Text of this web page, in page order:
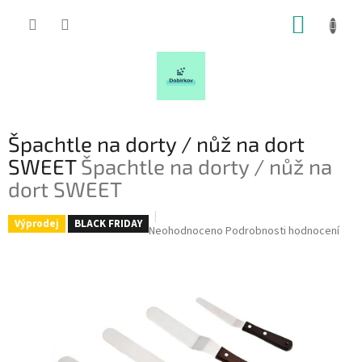
Špachtle na dorty / nůž na dort
SWEETŠpachtle na dorty / nůž na
dort SWEET
Výprodej BLACK FRIDAY Průměrné
z
5
hvězdiček.
Neohodnoceno Podrobnosti hodnocení